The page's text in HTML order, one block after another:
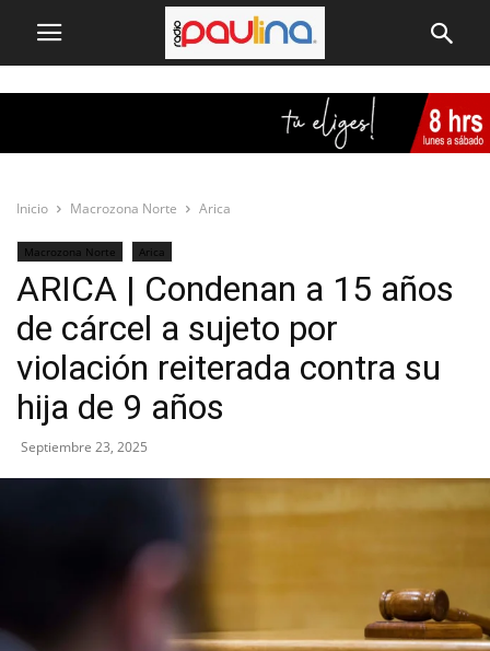
Inicio Macrozona Norte Arica
Macrozona Norte Arica
ARICA | Condenan a 15 años
de cárcel a sujeto por
violación reiterada contra su
hija de 9 años
Septiembre 23, 2025